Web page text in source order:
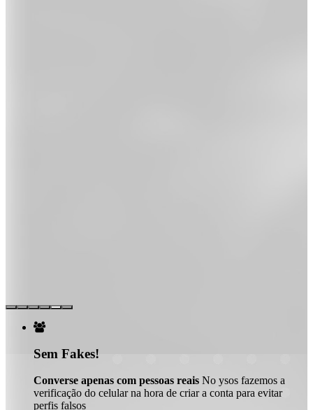

Sem Fakes!
Converse apenas com pessoas reais No ysos fazemos a
verificação do celular na hora de criar a conta para evitar
perfis falsos